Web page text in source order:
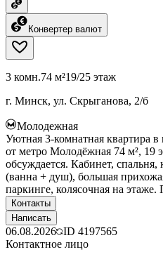
Конвертер валют
3 комн.74 м²19/25 этаж
г. Минск, ул. Скрыганова, 2/б
Молодежная
Уютная 3-комнатная квартира
от метро Молодёжная 74 м², 19
обсуждается. Кабинет, спальня,
(ванна + душ), большая
паркинге, колясочная на
Контакты
Написать
06.08.2026 ID 4197565
Контактное лицо